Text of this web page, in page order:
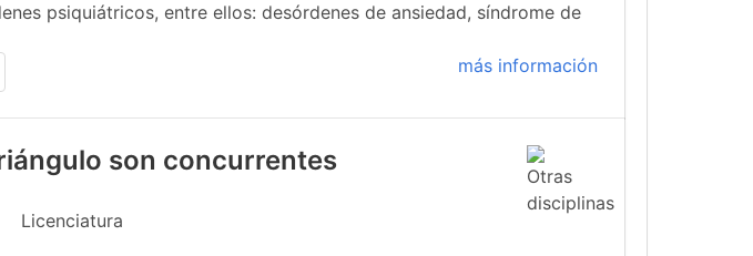
psiquiátricos, entre ellos: desórdenes de ansiedad, síndrome de
más información
son concurrentes
Licenciatura